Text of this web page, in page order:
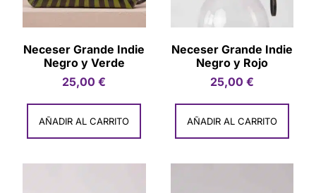
Neceser Grande Indie
Negro y Verde
25,00€
AÑADIR AL CARRITO
Neceser Grande Indie
Negro y Rojo
25,00 €
AÑADIR AL CARRITO